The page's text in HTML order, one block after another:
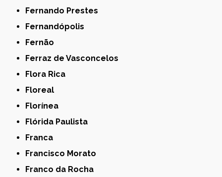
Fernando Prestes
Fernandópolis
Fernão
Ferraz de Vasconcelos
Flora Rica
Floreal
Florínea
Flórida Paulista
Franca
Francisco Morato
Franco da Rocha